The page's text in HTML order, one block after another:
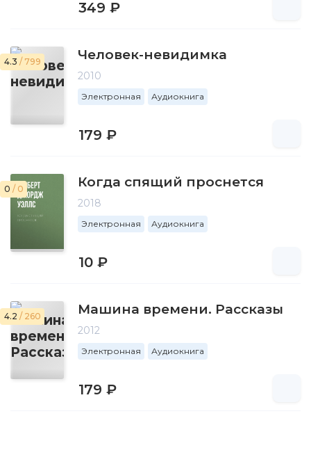
349 ₽
4.3 / 799 Человек-невидимка
2010
Электронная Аудиокнига
179 ₽
0 / 0 Когда спящий проснется
2018
Электронная Аудиокнига
10 ₽
4.2 / 260 Машина времени. Рассказы
2012
Электронная Аудиокнига
179 ₽